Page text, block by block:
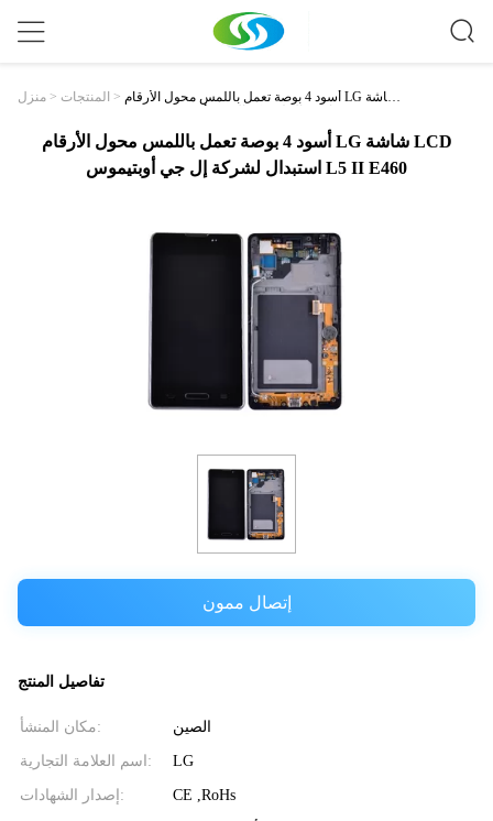
منزل > المنتجات > أسود 4 بوصة تعمل باللمس محول الأرقام LG شاشة
أسود 4 بوصة تعمل باللمس محول الأرقام LG شاشة LCD
استبدال لشركة إل جي أوبتيموس L5 II E460
إتصال ممون
تفاصيل المنتج
مكان المنشأ: الصين
اسم العلامة التجارية: LG
إصدار الشهادات: CE ,RoHs